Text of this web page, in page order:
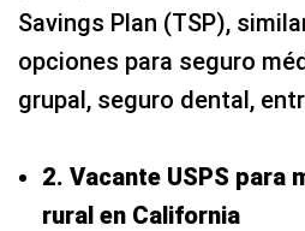
Savings Plan (TSP),
opciones para seguro
grupal, seguro dental,
2. Vacante USPS para
rural en California